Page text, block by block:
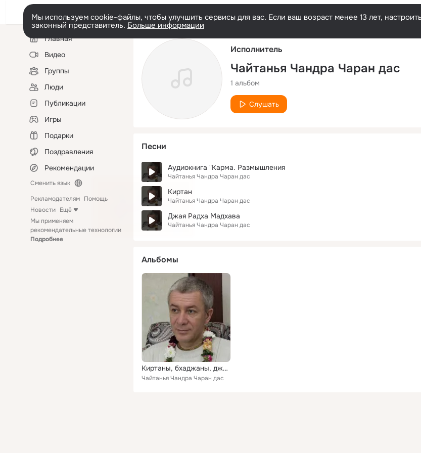
Мы используем cookie-файлы, чтобы улучшить сервисы для вас. Если ваш возраст менее 13 лет,
законный представитель. Больше информации
Левая
колонкаГлавная
Видео
Группы
Люди
Публикации
Игры
Подарки
Поздравления
Рекомендации
Сменить язык
Рекламодателям Помощь
Новости Ещё
Мы применяем
рекомендательные технологии
Подробнее
Исполнитель
Чайтанья Чандра Чаран дас
1 альбом
Слушать
Песни
Аудиокнига "Карма. Размышления
Чайтанья Чандра Чаран дас
Киртан
Чайтанья Чандра Чаран дас
Джая Радха Мадхава
Чайтанья Чандра Чаран дас
Альбомы
Киртаны, бхаджаны, джапа
Чайтанья Чандра Чаран дас